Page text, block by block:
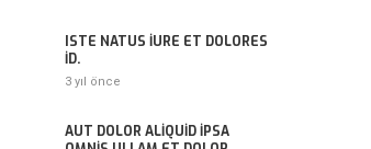
ISTE NATUS IURE ET DOLORES
ID.
3 yıl önce
AUT DOLOR ALIQUID IPSA